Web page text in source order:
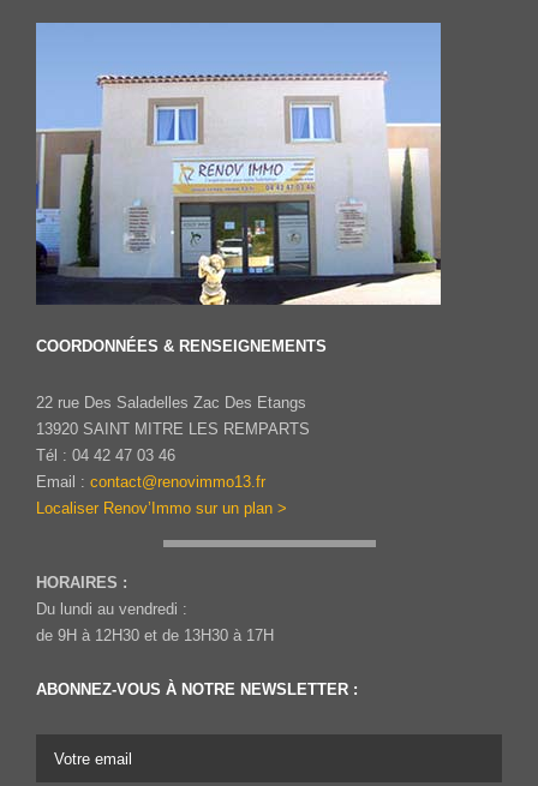
COORDONNÉES & RENSEIGNEMENTS
22 rue Des Saladelles Zac Des Etangs
13920 SAINT MITRE LES REMPARTS
Tél : 04 42 47 03 46
Email : contact@renovimmo13.fr
Localiser Renov’Immo sur un plan >
HORAIRES :
Du lundi au vendredi :
de 9H à 12H30 et de 13H30 à 17H
ABONNEZ-VOUS À NOTRE NEWSLETTER :